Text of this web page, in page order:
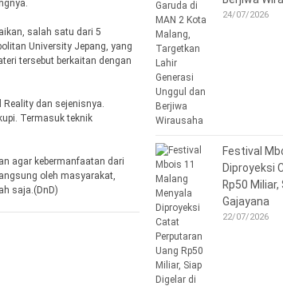
salah satu dari 5
University Jepang, yang
tersebut berkaitan dengan
Reality dan sejenisnya.
Termasuk teknik
agar kebermanfaatan dari
oleh masyarakat,
saja.(DnD)
24/07/2026
Festival
Diproyeksi
Rp50
Gajayana
22/07/2026